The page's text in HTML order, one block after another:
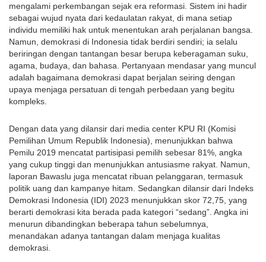
mengalami perkembangan sejak era reformasi. Sistem ini hadir
sebagai wujud nyata dari kedaulatan rakyat, di mana setiap
individu memiliki hak untuk menentukan arah perjalanan bangsa.
Namun, demokrasi di Indonesia tidak berdiri sendiri; ia selalu
beriringan dengan tantangan besar berupa keberagaman suku,
agama, budaya, dan bahasa. Pertanyaan mendasar yang muncul
adalah bagaimana demokrasi dapat berjalan seiring dengan
upaya menjaga persatuan di tengah perbedaan yang begitu
kompleks.
Dengan data yang dilansir dari media center KPU RI (Komisi
Pemilihan Umum Republik Indonesia), menunjukkan bahwa
Pemilu 2019 mencatat partisipasi pemilih sebesar 81%, angka
yang cukup tinggi dan menunjukkan antusiasme rakyat. Namun,
laporan Bawaslu juga mencatat ribuan pelanggaran, termasuk
politik uang dan kampanye hitam. Sedangkan dilansir dari Indeks
Demokrasi Indonesia (IDI) 2023 menunjukkan skor 72,75, yang
berarti demokrasi kita berada pada kategori “sedang”. Angka ini
menurun dibandingkan beberapa tahun sebelumnya,
menandakan adanya tantangan dalam menjaga kualitas
demokrasi.